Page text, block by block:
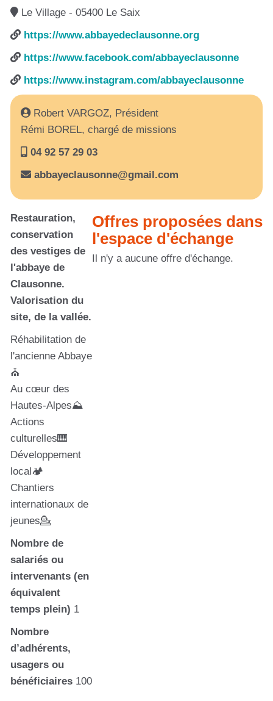
Le Village - 05400 Le Saix
https://www.abbayedeclausonne.org
https://www.facebook.com/abbayeclausonne
https://www.instagram.com/abbayeclausonne
Robert VARGOZ, Président
Rémi BOREL, chargé de missions
04 92 57 29 03
abbayeclausonne@gmail.com
Restauration,
conservation
des vestiges de
l'abbaye de
Clausonne.
Valorisation du
site, de la vallée.
Réhabilitation de
l'ancienne Abbaye
⛪
Au cœur des
Hautes-Alpes⛰️
Actions
culturelles🎹
Développement
local🏕️
Chantiers
internationaux de
jeunes💁
Nombre de
salariés ou
intervenants (en
équivalent
temps plein) 1
Nombre
d’adhérents,
usagers ou
bénéficiaires 100
Offres proposées dans
l'espace d'échange
Il n'y a aucune offre d'échange.